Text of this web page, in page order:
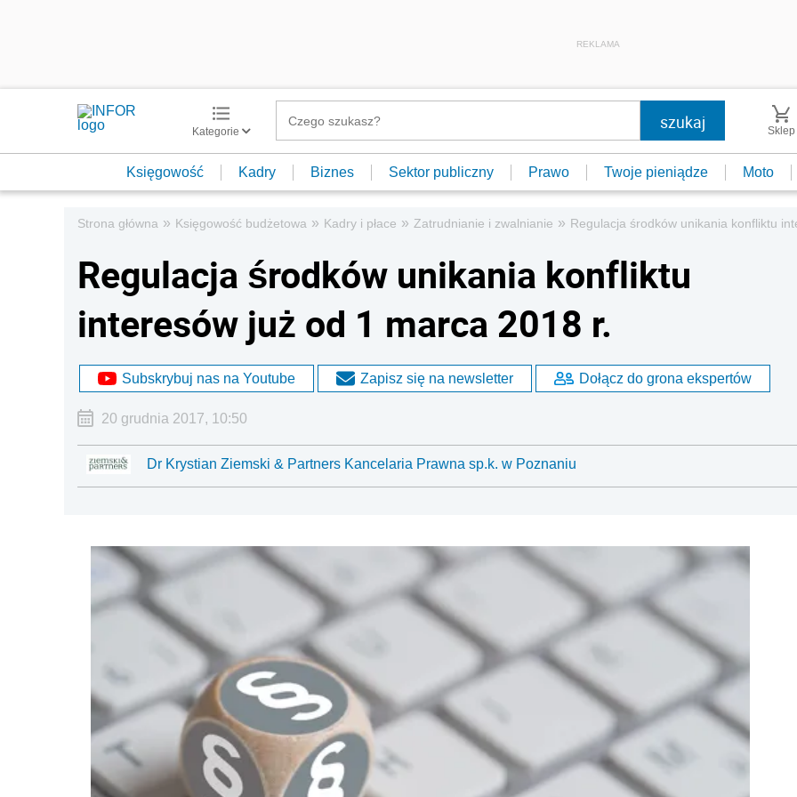
REKLAMA
Kategorie Sklep
Księgowość Kadry Biznes Sektor publiczny Prawo Twoje pieniądze Moto
Strona główna » Księgowość budżetowa » Kadry i płace » Zatrudnianie i zwalnianie » Regulacja środków unikania konfliktu
Regulacja środków unikania konfliktu
interesów już od 1 marca 2018 r.
Subskrybuj nas na Youtube Zapisz się na newsletter Dołącz do grona ekspertów
20 grudnia 2017, 10:50
Dr Krystian Ziemski & Partners Kancelaria Prawna sp.k. w Poznaniu